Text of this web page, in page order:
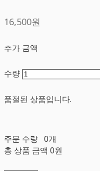
16,500원
추가 금액
수량
품절된 상품입니다.
주문 수량 0개
총 상품 금액 0원